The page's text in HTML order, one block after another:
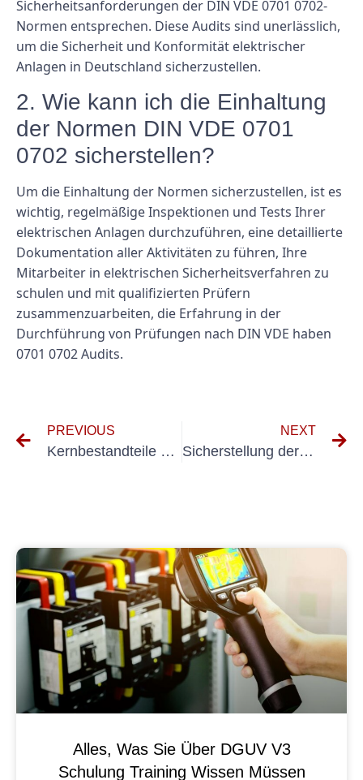
Sicherheitsanforderungen der DIN VDE 0701 0702-
Normen entsprechen. Diese Audits sind unerlässlich,
um die Sicherheit und Konformität elektrischer
Anlagen in Deutschland sicherzustellen.
2. Wie kann ich die Einhaltung
der Normen DIN VDE 0701
0702 sicherstellen?
Um die Einhaltung der Normen sicherzustellen, ist es
wichtig, regelmäßige Inspektionen und Tests Ihrer
elektrischen Anlagen durchzuführen, eine detaillierte
Dokumentation aller Aktivitäten zu führen, Ihre
Mitarbeiter in elektrischen Sicherheitsverfahren zu
schulen und mit qualifizierten Prüfern
zusammenzuarbeiten, die Erfahrung in der
Durchführung von Prüfungen nach DIN VDE haben
0701 0702 Audits.
PREVIOUS
Kernbestandteile eines umfassenden Prüfprotokollberichts nach VDE 0100 600
NEXT
Sicherstellung der Einhaltung der BGV A3: Ein Leitfaden für Unternehmen
Alles, Was Sie Über DGUV V3
Schulung Training Wissen Müssen